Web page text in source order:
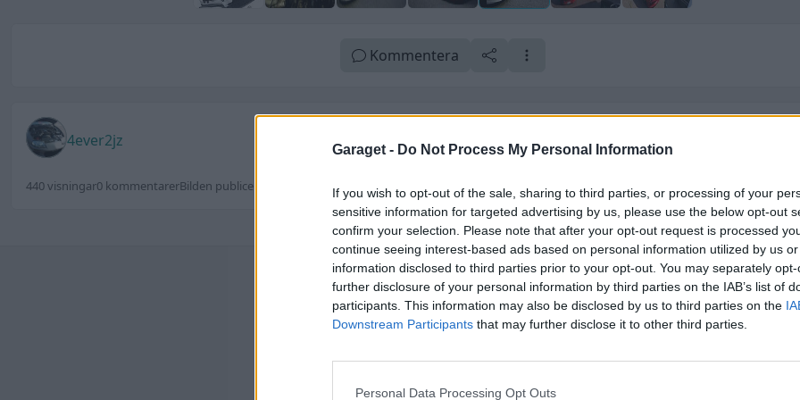
Garaget - Do Not Process My Personal Information
If you wish to opt-out of the sale, sharing to third parties, or processing of your
sensitive information for targeted advertising by us, please use the below opt-out
confirm your selection. Please note that after your opt-out request is processed
continue seeing interest-based ads based on personal information utilized by us
information disclosed to third parties prior to your opt-out. You may separately
further disclosure of your personal information by third parties on the IAB’s list of
participants. This information may also be disclosed by us to third parties on the
Downstream Participants that may further disclose it to other third parties.
Personal Data Processing Opt Outs
Kommentera
4ever2jz
440 visningar0 kommentarerBilden publicerades 17 februari 2015
Senaste foruminläggen
Jag tror att folk köper bil
av helt fel anledning.
22 svar
sedaniAllmänt
Senaste
Volvo 245 ?Turbo?
Senaste inlägget av